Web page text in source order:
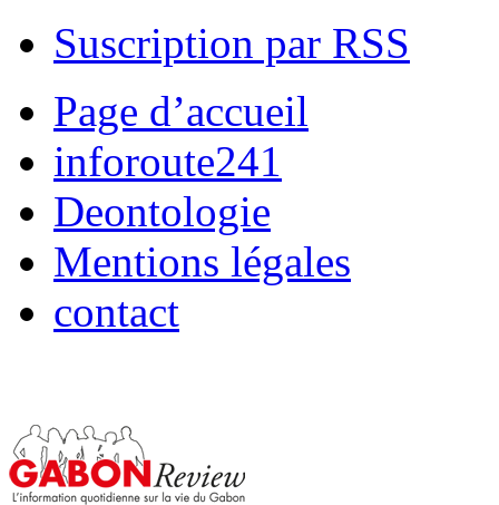
Suscription par RSS
Page d’accueil
inforoute241
Deontologie
Mentions légales
contact